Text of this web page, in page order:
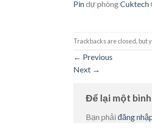
Pindự phòngCuktech
Trackbacks are closed, but
← Previous
Next →
Để lại một
Bạn phải đăng